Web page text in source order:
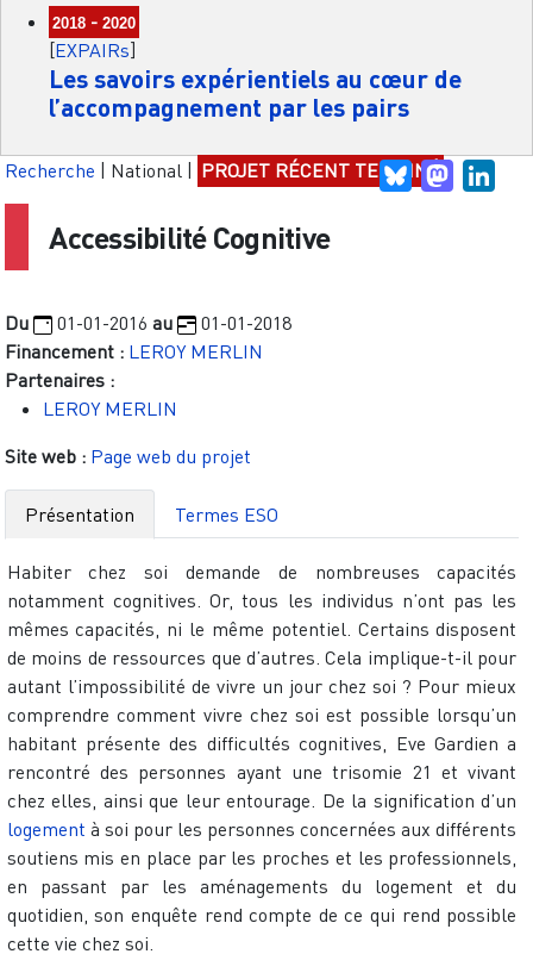
2018 -2020
[EXPAIRs]
Les savoirs expérientiels au cœur de
l’accompagnement par les pairs
Recherche National PROJET RÉCENT TERMINÉBluesky
Accessibilité Cognitive
Du 01-01-2016 au
01-01-2018
Financement : LEROY MERLIN
Partenaires :
LEROY MERLIN
Site web : Page web du projet
Présentation Termes ESO
Habiter chez soi demande de nombreuses capacités
notamment cognitives. Or, tous les individus n’ont pas les
mêmes capacités, ni le même potentiel. Certains disposent
de moins de ressources que d’autres. Cela implique-t-il pour
autant l’impossibilité de vivre un jour chez soi ? Pour mieux
comprendre comment vivre chez soi est possible lorsqu’un
habitant présente des difficultés cognitives, Eve Gardien a
rencontré des personnes ayant une trisomie 21 et vivant
chez elles, ainsi que leur entourage. De la signification d’un
logement à soi pour les personnes concernées aux différents
soutiens mis en place par les proches et les professionnels,
en passant par les aménagements du logement et du
quotidien, son enquête rend compte de ce qui rend possible
cette vie chez soi.